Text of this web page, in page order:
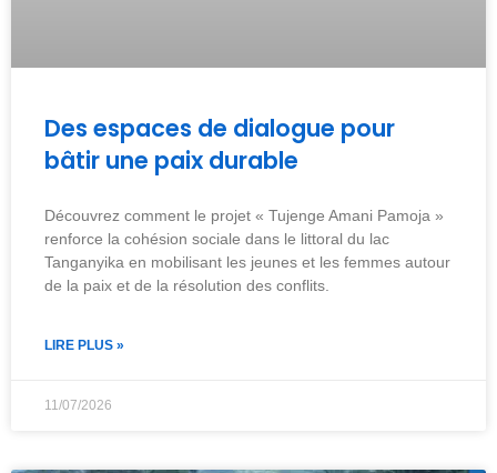
Des espaces de dialogue pour
bâtir une paix durable
Découvrez comment le projet « Tujenge Amani Pamoja »
renforce la cohésion sociale dans le littoral du lac
Tanganyika en mobilisant les jeunes et les femmes autour
de la paix et de la résolution des conflits.
LIRE PLUS »
11/07/2026